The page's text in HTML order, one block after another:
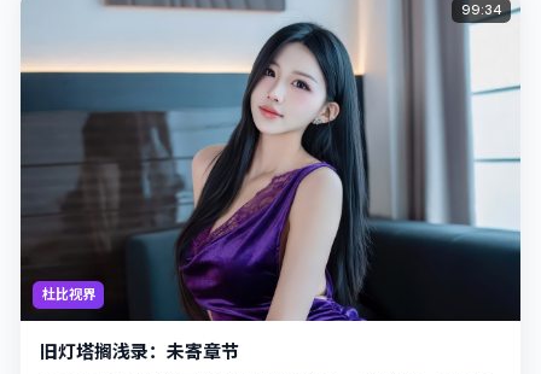
杜比视界
99:34
旧灯塔搁浅录：未寄章节